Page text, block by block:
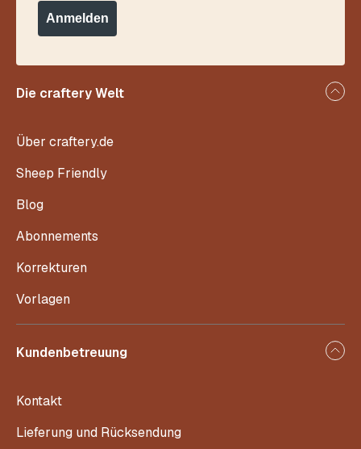
Die craftery Welt
Über craftery.de
Sheep Friendly
Blog
Abonnements
Korrekturen
Vorlagen
Kundenbetreuung
Kontakt
Lieferung und Rücksendung
Anmelden